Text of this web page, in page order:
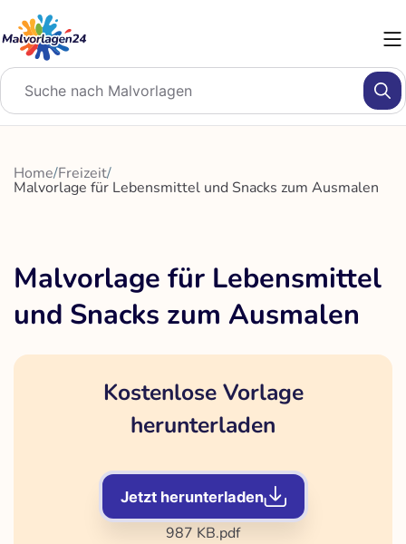
Inhalt
springen
Home/Freizeit/
Malvorlage für Lebensmittel und Snacks zum Ausmalen
Malvorlage für Lebensmittel
und Snacks zum Ausmalen
Kostenlose Vorlage
herunterladen
Jetzt herunterladen
987 KB.pdf